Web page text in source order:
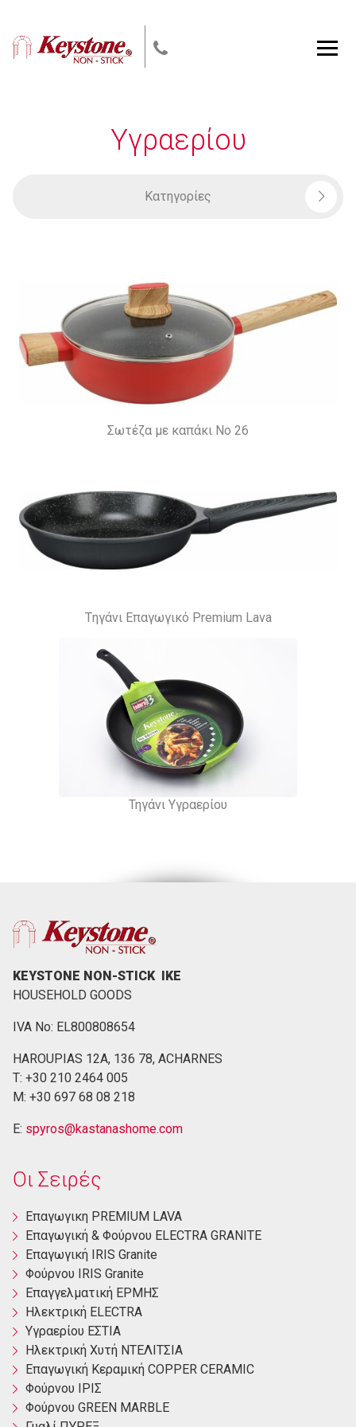
content
Υγραερίου
Κατηγορίες
Σωτέζα με καπάκι Νο 26
Tηγάνι Επαγωγικό Premium Lava
Τηγάνι Υγραερίου
KEYSTONE NON-STICK ΙΚΕ
HOUSEHOLD GOODS
IVA No: EL800808654
HAROUPIAS 12Α, 136 78, ACHARNES
Τ: +30 210 2464 005
M: +30 697 68 08 218
E: spyros@kastanashome.com
Οι Σειρές
Eπαγωγικη PREMIUM LAVA
Eπαγωγική & Φούρνου ELECTRA GRANITE
Επαγωγική ΙRIS Granite
Φούρνου ΙRIS Granite
Επαγγελματική ΕΡΜΗΣ
Ηλεκτρική ΕLECTRA
Yγραερίου ΕΣΤΙΑ
Ηλεκτρική Χυτή ΝΤΕΛΙΤΣΙΑ
Επαγωγική Κεραμική COPPER CERAMIC
Φούρνου ΙΡΙΣ
Φούρνου GREEN MARBLE